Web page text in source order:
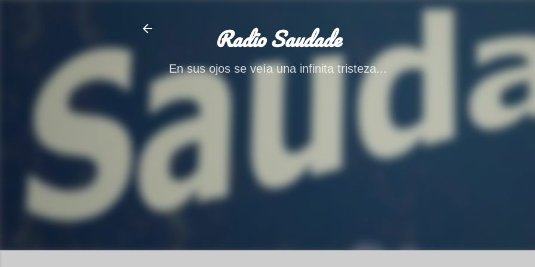
Ir al contenido principal
Radio Saudade
En sus ojos se veía una infinita tristeza...